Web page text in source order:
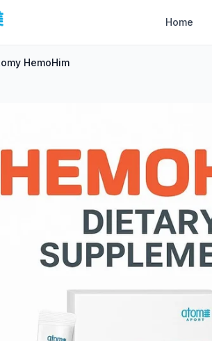
Home
HemoHim